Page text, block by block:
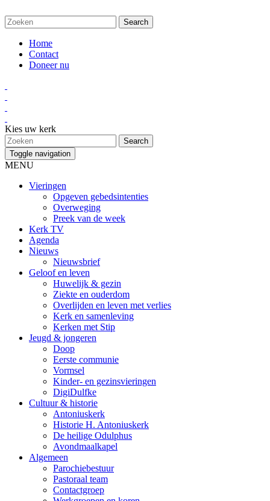
Home
Contact
Doneer nu
Kies uw kerk
Toggle navigation
MENU
Vieringen
Opgeven gebedsintenties
Overweging
Preek van de week
Kerk TV
Agenda
Nieuws
Nieuwsbrief
Geloof en leven
Huwelijk & gezin
Ziekte en ouderdom
Overlijden en leven met verlies
Kerk en samenleving
Kerken met Stip
Jeugd & jongeren
Doop
Eerste communie
Vormsel
Kinder- en gezinsvieringen
DigiDulfke
Cultuur & historie
Antoniuskerk
Historie H. Antoniuskerk
De heilige Odulphus
Avondmaalkapel
Algemeen
Parochiebestuur
Pastoraal team
Contactgroep